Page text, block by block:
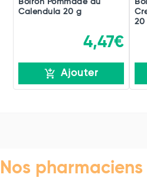
Boiron Pommade au
Calendula 20 g
4,47€
Ajouter
20
Nos pharmaciens